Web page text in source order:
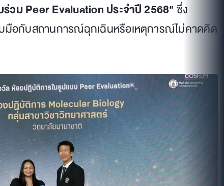
ม Peer Evaluation ประจำปี 2568"ซึ่ง
มือกับสถานการณ์ฉุกเฉินหรือเหตุการณ์ไม่คาดคิด